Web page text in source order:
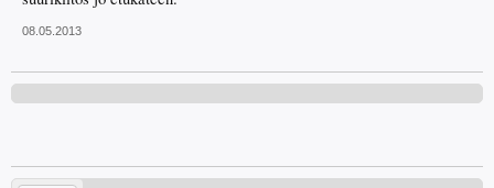
08.05.2013